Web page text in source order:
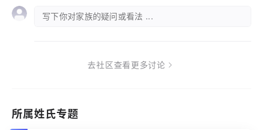
写下你对家族的疑问或看法 ...
去社区查看更多讨论
所属姓氏专题